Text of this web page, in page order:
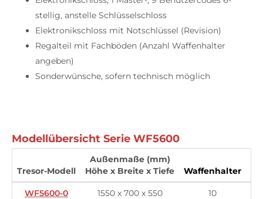
stellig, anstelle Schlüsselschloss
Elektronikschloss mit Notschlüssel (Revision)
Regalteil mit Fachböden (Anzahl Waffenhalter
angeben)
Sonderwünsche, sofern technisch möglich
Modellübersicht Serie WF5600
Tresor-Modell
Außenmaße (mm)
Höhe x Breite x Tiefe
Waffenhalter
WF5600-0 1550 x 700 x 550 10